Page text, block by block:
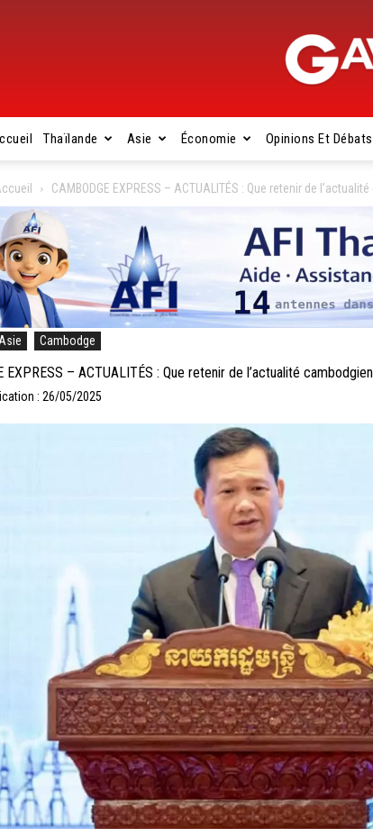
Thaïlande Asie Économie Opinions Et Débats
CAMBODGE EXPRESS – ACTUALITÉS : Que retenir de
Asie Cambodge
EXPRESS – ACTUALITÉS : Que retenir de l’actualité
: 26/05/2025